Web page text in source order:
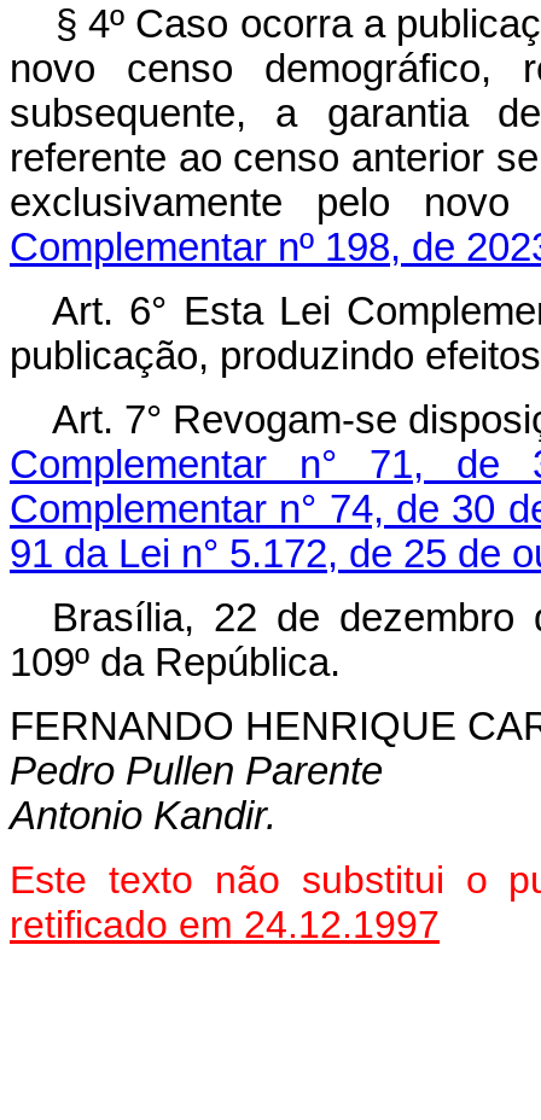
§ 4º Caso ocorra a
novo censo demográfico,
subsequente, a garantia
referente ao censo anterior
exclusivamente pelo
Complementar nº 198, de
Art. 6° Esta Lei
publicação, produzindo
Art. 7° Revogam-se
Complementar n° 71,
Complementar n° 74, de 30
91 da Lei n° 5.172, de 25 de
Brasília, 22 de dezembro
109º da República.
FERNANDO HENRIQUE
Pedro Pullen Parente
Antonio Kandir.
Este texto não substitui o
retificado em 24.12.1997